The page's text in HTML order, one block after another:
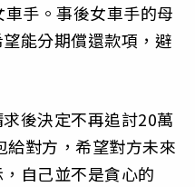
手。事後女車手的母
能分期償還款項，避
後決定不再追討20萬
對方，希望對方未來
自己並不是貪心的